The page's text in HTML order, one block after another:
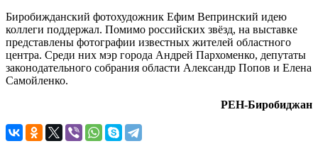
Биробижданский фотохудожник Ефим Вепринский идею
коллеги поддержал. Помимо российских звёзд, на выставке
представлены фотографии известных жителей областного
центра. Среди них мэр города Андрей Пархоменко, депутаты
законодательного собрания области Александр Попов и Елена
Самойленко.
РЕН-Биробиджан